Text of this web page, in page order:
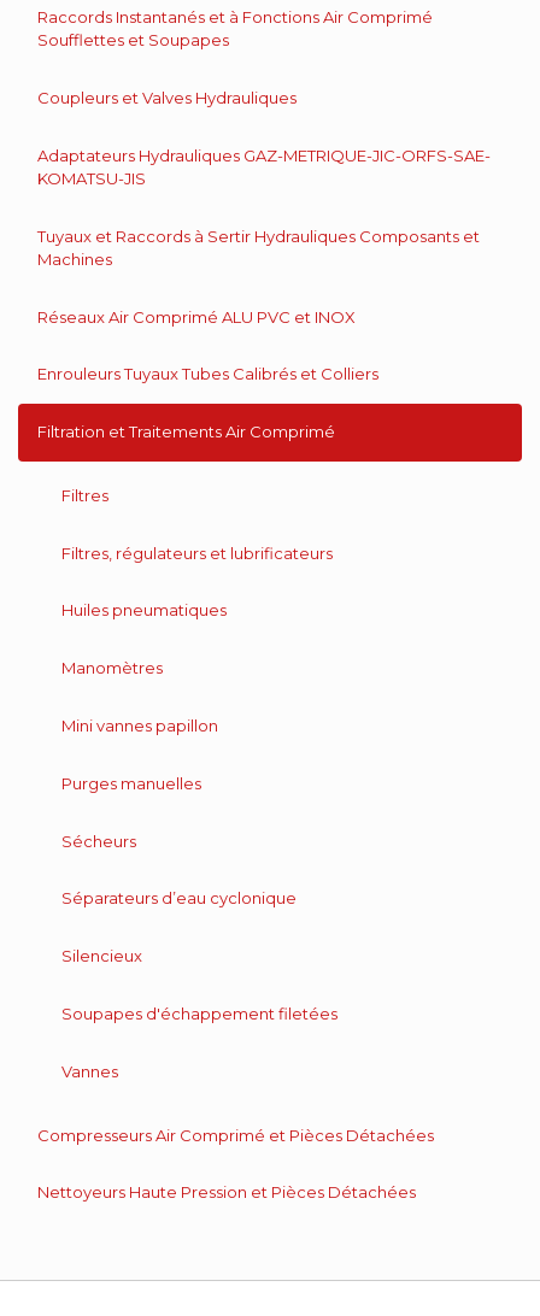
Raccords Instantanés et à Fonctions Air Comprimé
Soufflettes et Soupapes
Coupleurs et Valves Hydrauliques
Adaptateurs Hydrauliques GAZ-METRIQUE-JIC-ORFS-SAE-
KOMATSU-JIS
Tuyaux et Raccords à Sertir Hydrauliques Composants et
Machines
Réseaux Air Comprimé ALU PVC et INOX
Enrouleurs Tuyaux Tubes Calibrés et Colliers
Filtration et Traitements Air Comprimé
Filtres
Filtres, régulateurs et lubrificateurs
Huiles pneumatiques
Manomètres
Mini vannes papillon
Purges manuelles
Sécheurs
Séparateurs d’eau cyclonique
Silencieux
Soupapes d'échappement filetées
Vannes
Compresseurs Air Comprimé et Pièces Détachées
Nettoyeurs Haute Pression et Pièces Détachées